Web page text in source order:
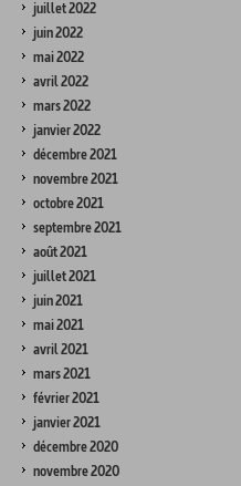
juillet 2022
juin 2022
mai 2022
avril 2022
mars 2022
janvier 2022
décembre 2021
novembre 2021
octobre 2021
septembre 2021
août 2021
juillet 2021
juin 2021
mai 2021
avril 2021
mars 2021
février 2021
janvier 2021
décembre 2020
novembre 2020